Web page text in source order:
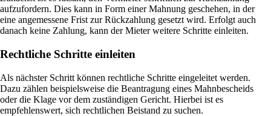
aufzufordern. Dies kann in Form einer Mahnung geschehen, in der
eine angemessene Frist zur Rückzahlung gesetzt wird. Erfolgt auch
danach keine Zahlung, kann der Mieter weitere Schritte einleiten.
Rechtliche Schritte einleiten
Als nächster Schritt können rechtliche Schritte eingeleitet werden.
Dazu zählen beispielsweise die Beantragung eines Mahnbescheids
oder die Klage vor dem zuständigen Gericht. Hierbei ist es
empfehlenswert, sich rechtlichen Beistand zu suchen.